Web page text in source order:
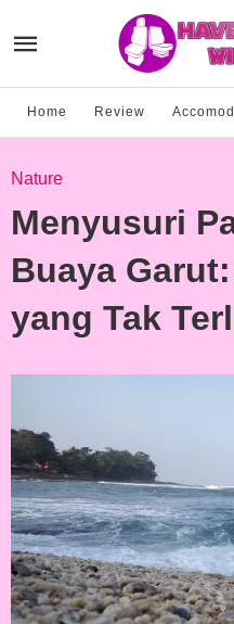
Home Review
Nature
Menyusuri
Buaya
yang Tak